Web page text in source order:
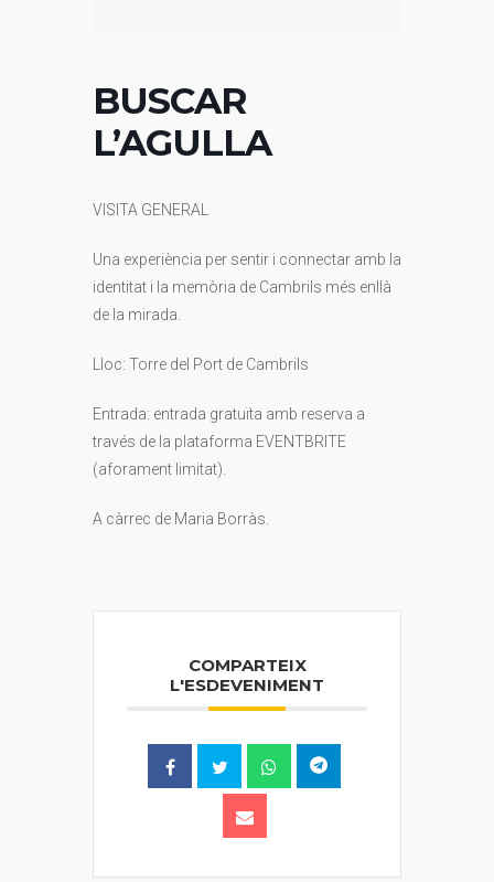
BUSCAR
L’AGULLA
VISITA GENERAL
Una experiència per sentir i connectar amb la
identitat i la memòria de Cambrils més enllà
de la mirada.
Lloc: Torre del Port de Cambrils
Entrada: entrada gratuïta amb reserva a
través de la plataforma EVENTBRITE
(aforament limitat).
A càrrec de Maria Borràs.
COMPARTEIX
L'ESDEVENIMENT